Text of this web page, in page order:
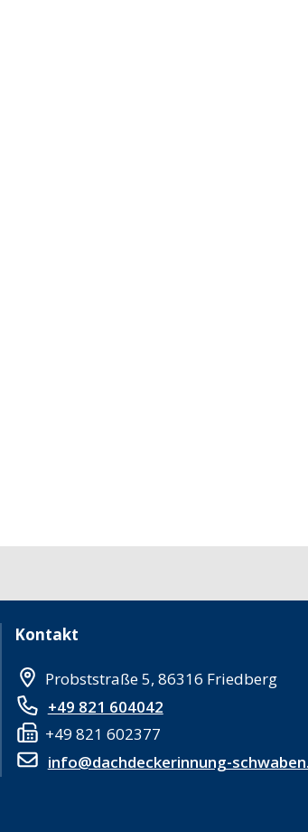
Kontakt
Probststraße 5, 86316 Friedberg
+49 821 604042
+49 821 602377
info@dachdeckerinnung-